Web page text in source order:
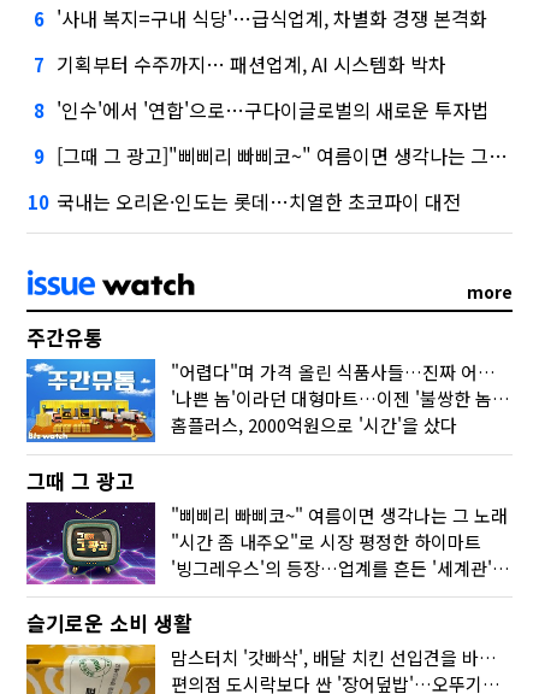
6 '사내 복지=구내 식당'…급식업계, 차별화 경쟁 본격화
7 기획부터 수주까지… 패션업계, AI 시스템화 박차
8 '인수'에서 '연합'으로…구다이글로벌의 새로운 투자법
9 [그때 그 광고]"삐삐리 빠삐코~" 여름이면 생각나는 그 노래
10 국내는 오리온·인도는 롯데…치열한 초코파이 대전
more
주간유통
"어렵다"며 가격 올린 식품사들…진짜 어려운 거 맞아?
'나쁜 놈'이라던 대형마트…이젠 '불쌍한 놈' 됐다
홈플러스, 2000억원으로 '시간'을 샀다
그때 그 광고
"삐삐리 빠삐코~" 여름이면 생각나는 그 노래
"시간 좀 내주오"로 시장 평정한 하이마트
'빙그레우스'의 등장…업계를 흔든 '세계관' 마케팅
슬기로운 소비 생활
맘스터치 '갓빠삭', 배달 치킨 선입견을 바꿨다
편의점 도시락보다 싼 '장어덮밥'…오뚜기가 해냈다